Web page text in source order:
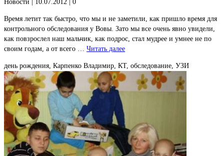
Новости | 10.07.2012 | 0
Время летит так быстро, что мы и не заметили, как пришло время для
контрольного обследования у Вовы. Зато мы все очень явно увидели,
как повзрослел наш мальчик, как подрос, стал мудрее и умнее не по
своим годам, а от всего … Читать далее
день рождения, Карпенко Владимир, КТ, обследование, УЗИ